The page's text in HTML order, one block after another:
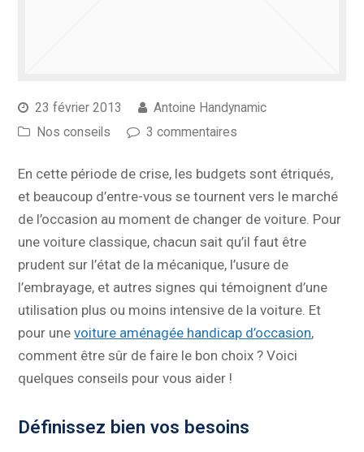
23 février 2013
Antoine Handynamic
Nos conseils
3 commentaires
En cette période de crise, les budgets sont étriqués,
et beaucoup d’entre-vous se tournent vers le marché
de l’occasion au moment de changer de voiture. Pour
une voiture classique, chacun sait qu’il faut être
prudent sur l’état de la mécanique, l’usure de
l’embrayage, et autres signes qui témoignent d’une
utilisation plus ou moins intensive de la voiture. Et
pour unevoiture aménagée handicap d’occasion,
comment être sûr de faire le bon choix ? Voici
quelques conseils pour vous aider !
Définissez bien vos besoins